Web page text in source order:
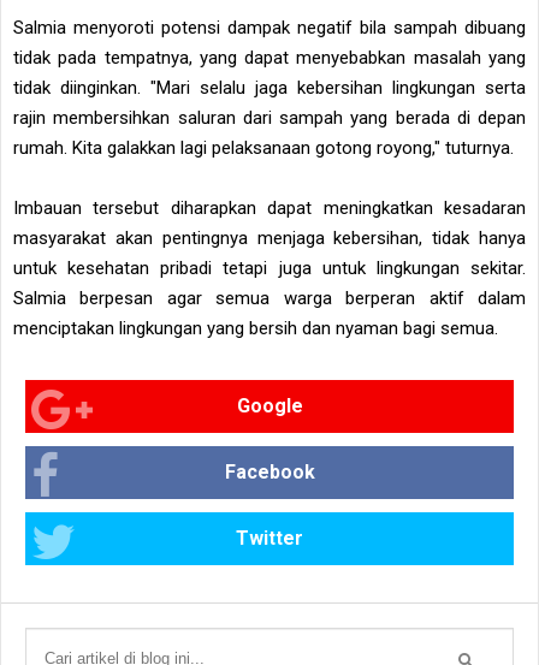
Salmia menyoroti potensi dampak negatif bila sampah dibuang
tidak pada tempatnya, yang dapat menyebabkan masalah yang
tidak diinginkan. "Mari selalu jaga kebersihan lingkungan serta
rajin membersihkan saluran dari sampah yang berada di depan
rumah. Kita galakkan lagi pelaksanaan gotong royong," tuturnya.
Imbauan tersebut diharapkan dapat meningkatkan kesadaran
masyarakat akan pentingnya menjaga kebersihan, tidak hanya
untuk kesehatan pribadi tetapi juga untuk lingkungan sekitar.
Salmia berpesan agar semua warga berperan aktif dalam
menciptakan lingkungan yang bersih dan nyaman bagi semua.
Google
Facebook
Twitter